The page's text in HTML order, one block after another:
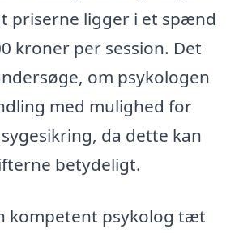
priserne ligger i et spænd
kroner per session. Det
om psykologen
med mulighed for
da dette kan
betydeligt.
kompetent psykolog tæt